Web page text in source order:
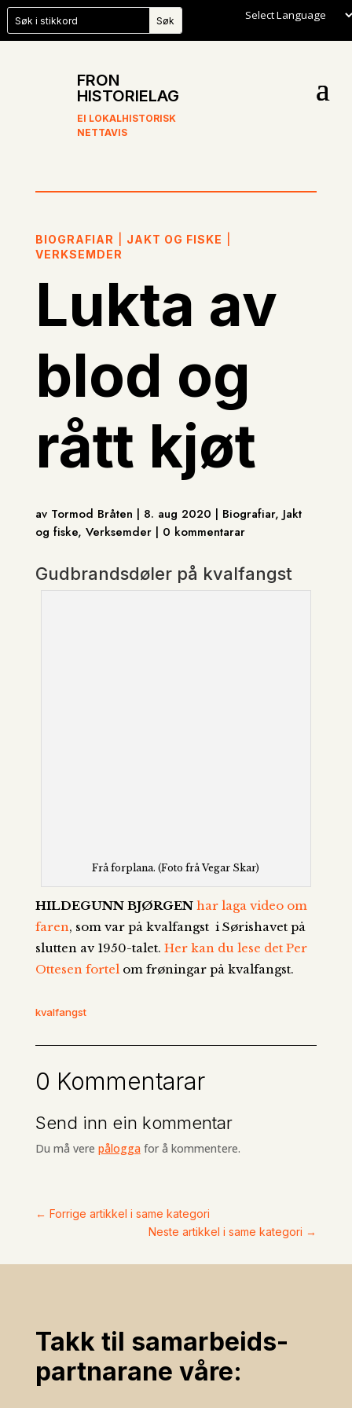
FRON
HISTORIELAG
EI LOKALHISTORISK
NETTAVIS
BIOGRAFIAR JAKT OG FISKE
VERKSEMDER
Lukta av
blod og
rått kjøt
av Tormod Bråten | 8. aug 2020 | Biografiar, Jakt
og fiske, Verksemder | 0 kommentarar
Gudbrandsdøler på kvalfangst
Frå forplana. (Foto frå Vegar Skar)
HILDEGUNN BJØRGEN har laga video om
faren, som var på kvalfangst i Sørishavet på
slutten av 1950-talet. Her kan du lese det Per
Ottesen fortelom frøningar på kvalfangst.
kvalfangst
0 Kommentarar
Send inn ein kommentar
Du må vere påloggafor å kommentere.
← Forrige artikkel i same kategori
Neste artikkel i same kategori →
Takk til samarbeids­
partnarane våre: